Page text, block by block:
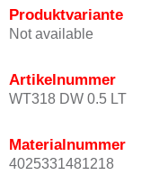
Produktvariante
Not available
Artikelnummer
WT318 DW 0.5 LT
Materialnummer
4025331481218